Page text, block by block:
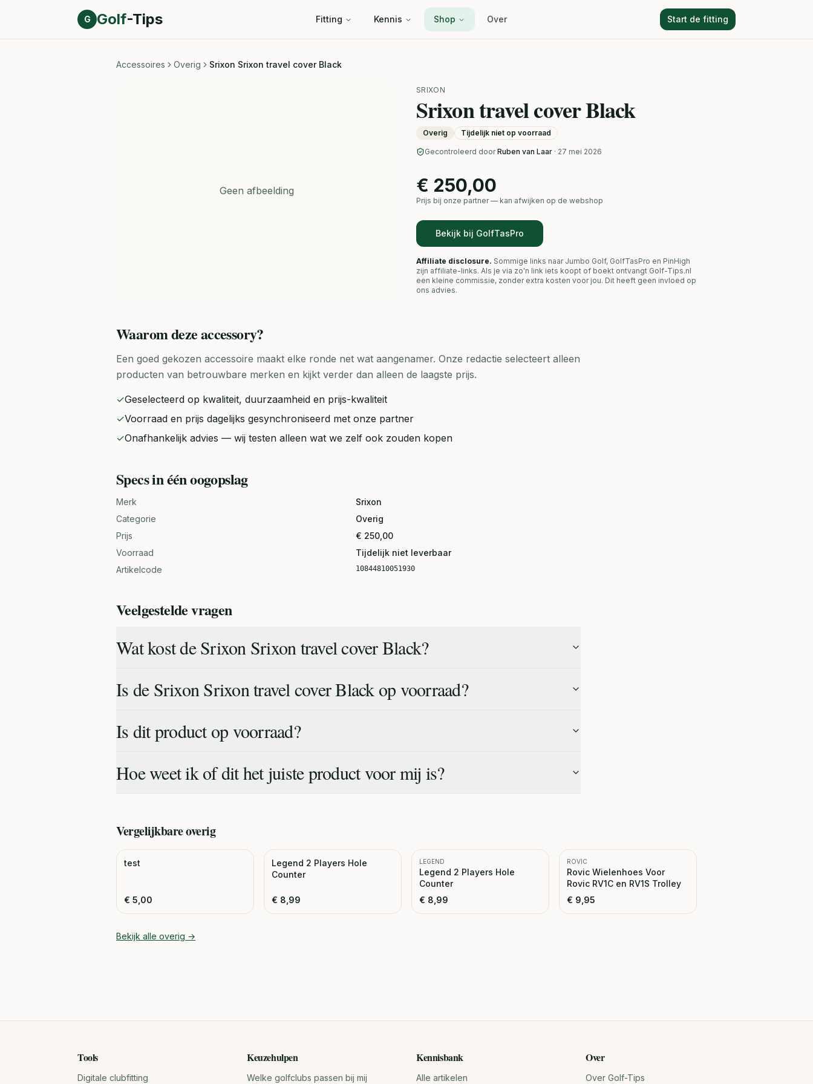
Direct naar inhoud
G Golf-Tips Fitting Kennis Shop Over Start de fitting
Accessoires Overig Srixon Srixon travel cover Black
Geen afbeelding
SRIXON
Srixon travel cover Black
Overig Tijdelijk niet op voorraad
Gecontroleerd door Ruben van Laar · 27 mei 2026
€ 250,00
Prijs bij onze partner — kan afwijken op de webshop
Bekijk bij GolfTasPro
Affiliate disclosure. Sommige links naar Jumbo Golf, GolfTasPro en PinHigh
zijn affiliate-links. Als je via zo'n link iets koopt of boekt ontvangt Golf-Tips.nl
een kleine commissie, zonder extra kosten voor jou. Dit heeft geen invloed op
ons advies.
Waarom dezeaccessory?
Een goed gekozen accessoire maakt elke ronde net wat aangenamer. Onze redactie selecteert alleen
producten van betrouwbare merken en kijkt verder dan alleen de laagste prijs.
✓Geselecteerd op kwaliteit, duurzaamheid en prijs-kwaliteit
✓Voorraad en prijs dagelijks gesynchroniseerd met onze partner
✓Onafhankelijk advies — wij testen alleen wat we zelf ook zouden kopen
Specs in één oogopslag
Merk
Srixon
Categorie
Overig
Prijs
€ 250,00
Voorraad
Tijdelijk niet leverbaar
Artikelcode
10844810051930
Veelgestelde vragen
Wat kost de Srixon Srixon travel cover Black?
Is de Srixon Srixon travel cover Black op voorraad?
Is dit product op voorraad?
Hoe weet ik of dit het juiste product voor mij is?
Vergelijkbareoverig
test
€ 5,00
Legend 2 Players Hole
Counter
€ 8,99
LEGEND
Legend 2 Players Hole
Counter
€ 8,99
ROVIC
Rovic Wielenhoes Voor
Rovic RV1C en RV1S Trolley
€ 9,95
Bekijk alle overig →
Tools
Digitale clubfitting
Keuzehulpen
Welke golfclubs passen bij mij
Kennisbank
Alle artikelen
Over
Over Golf-Tips